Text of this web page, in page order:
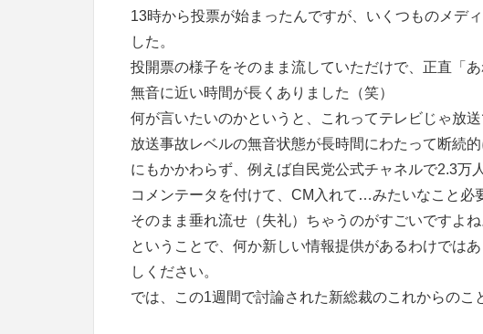
13時から投票が始まったんですが、いくつものメデ
した。
投開票の様子をそのまま流していただけで、正直「
無音に近い時間が長くありました（笑）
何が言いたいのかというと、これってテレビじゃ放
放送事故レベルの無音状態が長時間にわたって断続的
にもかかわらず、例えば自民党公式チャネルで2.3万
コメンテータを付けて、CM入れて…みたいなこと必
そのまま垂れ流せ（失礼）ちゃうのがすごいですよね
ということで、何か新しい情報提供があるわけでは
しください。
では、この1週間で討論された新総裁のこれからのこ